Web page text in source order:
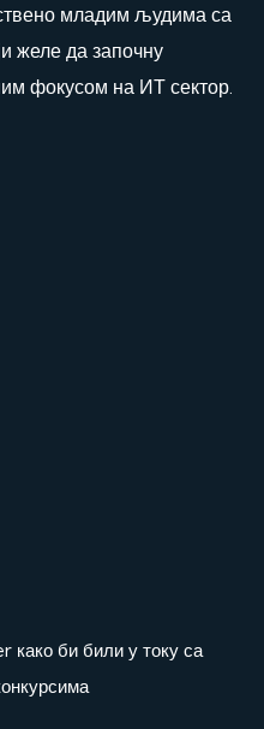
младим људима са
желе да започну
фокусом на ИТ сектор.
како би били у току са